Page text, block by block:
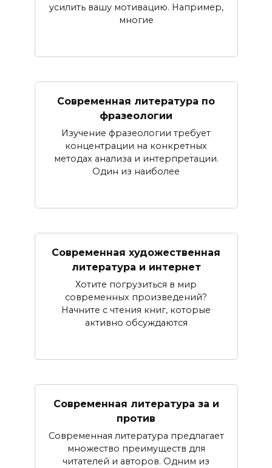
усилить вашу мотивацию. Например,
многие
Современная литература по
фразеологии
Изучение фразеологии требует
концентрации на конкретных
методах анализа и интерпретации.
Один из наиболее
Современная художественная
литература и интернет
Хотите погрузиться в мир
современных произведений?
Начните с чтения книг, которые
активно обсуждаются
Современная литература за и
против
Современная литература предлагает
множество преимуществ для
читателей и авторов. Одним из